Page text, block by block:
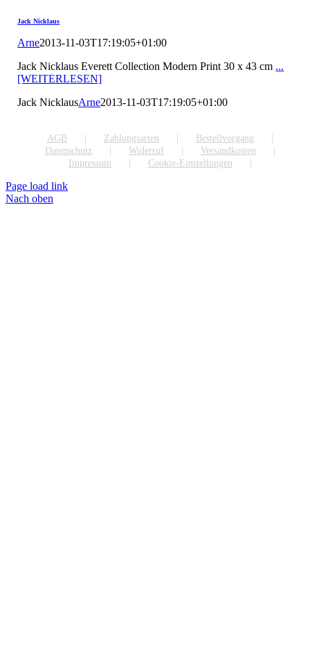
Jack Nicklaus
Arne2013-11-03T17:19:05+01:00
Jack Nicklaus Everett Collection Modern Print 30 x 43 cm ...
[WEITERLESEN]
Jack NicklausArne2013-11-03T17:19:05+01:00
AGB Zahlungsarten
Bestellvorgang
Datenschutz
Widerruf
Versandkosten
Impressum
Cookie-Einstellungen
Page load link
Nach oben